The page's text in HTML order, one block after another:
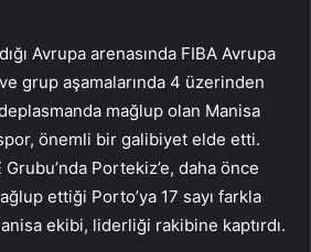
Avrupa arenasında FIBA ​​Avrupa
grup aşamalarında 4 üzerinden
mağlup olan Manisa
önemli bir galibiyet elde etti.
Portekiz’e, daha önce
ettiği Porto’ya 17 sayı farkla
ekibi, liderliği rakibine kaptırdı.